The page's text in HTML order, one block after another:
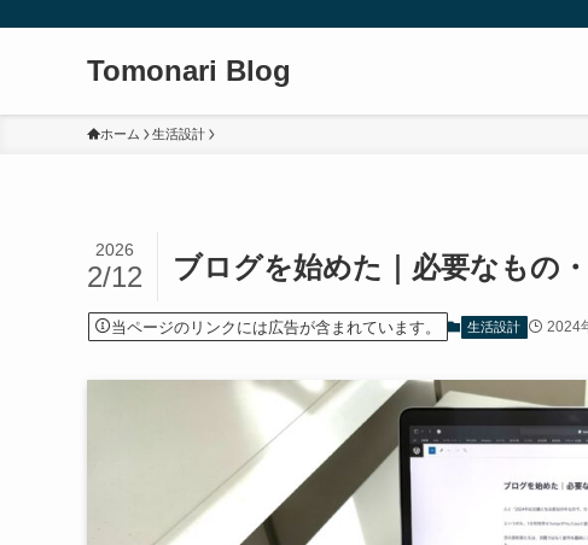
Tomonari Blog
ホーム 生活設計
ブログを始めた｜必要なもの
2026
2/12
当ページのリンクには広告が含まれています。 生活設計 2024